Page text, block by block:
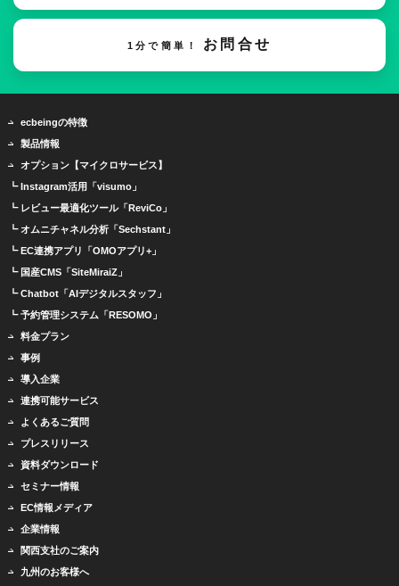
1分で簡単！ お問合せ
ecbeingの特徴
製品情報
オプション【マイクロサービス】
┗ Instagram活用「visumo」
┗ レビュー最適化ツール「ReviCo」
┗ オムニチャネル分析「Sechstant」
┗ EC連携アプリ「OMOアプリ+」
┗ 国産CMS「SiteMiraiZ」
┗ Chatbot「AIデジタルスタッフ」
┗ 予約管理システム「RESOMO」
料金プラン
事例
導入企業
連携可能サービス
よくあるご質問
プレスリリース
資料ダウンロード
セミナー情報
EC情報メディア
企業情報
関西支社のご案内
九州のお客様へ